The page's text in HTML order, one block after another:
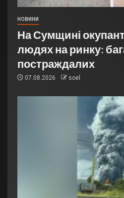
НОВИНИ
На Сумщині
людях на ринку:
постраждалих
07.08.2026 soel